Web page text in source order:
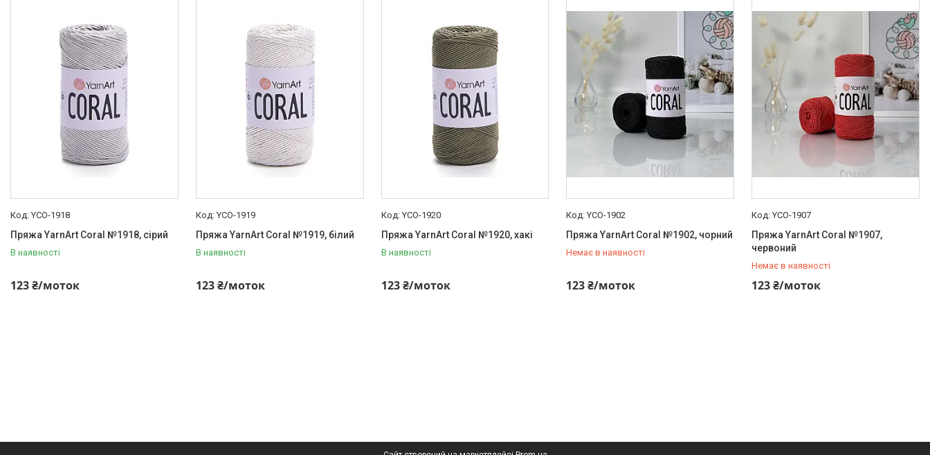
YCO-1918
Пряжа YarnArt Coral №1918, сірий
В наявності
123 ₴/моток
YCO-1919
Пряжа YarnArt Coral №1919, білий
В наявності
123 ₴/моток
YCO-1920
Пряжа YarnArt Coral №1920, хакі
В наявності
123 ₴/моток
YCO-1902
Пряжа YarnArt Coral №1902, чорний
Немає в наявності
123 ₴/моток
+380 (73) 920-10-20
YCO-1907
Пряжа YarnArt Coral №1907,
червоний
Немає в наявності
123 ₴/моток
+380 (73) 920-10-20